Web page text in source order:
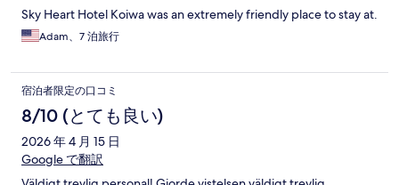
Sky Heart Hotel Koiwa was an extremely friendly place to stay at.
Adam、7 泊旅行
宿泊者限定の口コミ
8/10 (とても良い)
2026 年 4 月 15 日
Google で翻訳